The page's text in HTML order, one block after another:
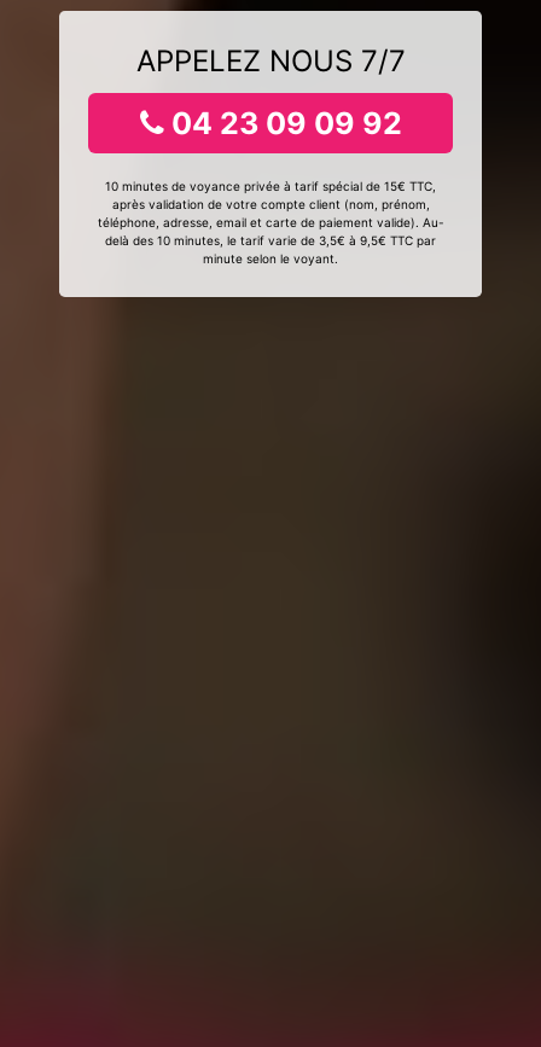
APPELEZ NOUS 7/7
04 23 09 09 92
10 minutes de voyance privée à tarif spécial de 15€ TTC,
après validation de votre compte client (nom, prénom,
téléphone, adresse, email et carte de paiement valide). Au-
delà des 10 minutes, le tarif varie de 3,5€ à 9,5€ TTC par
minute selon le voyant.